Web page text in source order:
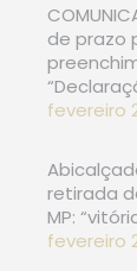
de prazo
fevereiro
retirada
MP:
fevereiro